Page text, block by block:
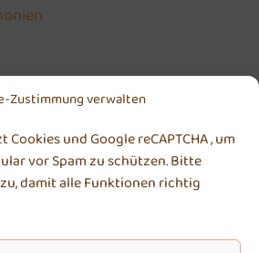
Zustimmung verwalten
und Google reCAPTCHA , um
vor Spam zu schützen. Bitte
damit alle Funktionen richtig
55130 Mainz